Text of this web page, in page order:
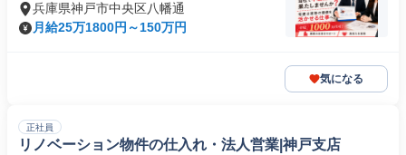
兵庫県神戸市中央区八幡通
月給25万1800円～150万円
気になる
正社員
リノベーション物件の仕入れ・法人営業|神戸支店